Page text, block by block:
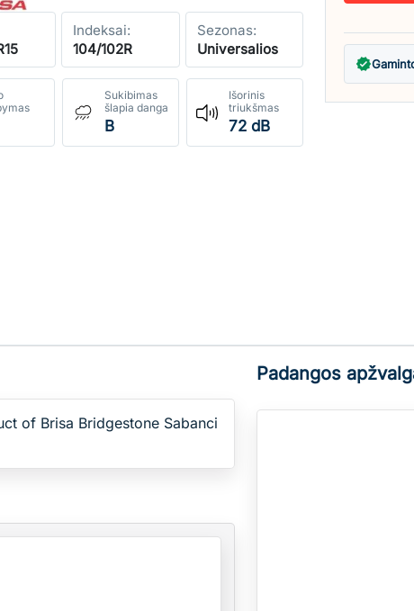
Indeksai:
104/102R
Sezonas:
Universalios
Sukibimas
šlapia danga
B
Išorinis
triukšmas
72 dB
verified
of Brisa Bridgestone Sabanci
Padangos